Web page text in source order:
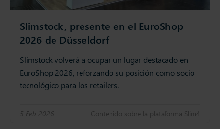
Slimstock, presente en el EuroShop
2026 de Düsseldorf
Slimstock volverá a ocupar un lugar destacado en
EuroShop 2026, reforzando su posición como socio
tecnológico para los retailers.
5 Feb 2026 Contenido sobre la plataforma Slim4